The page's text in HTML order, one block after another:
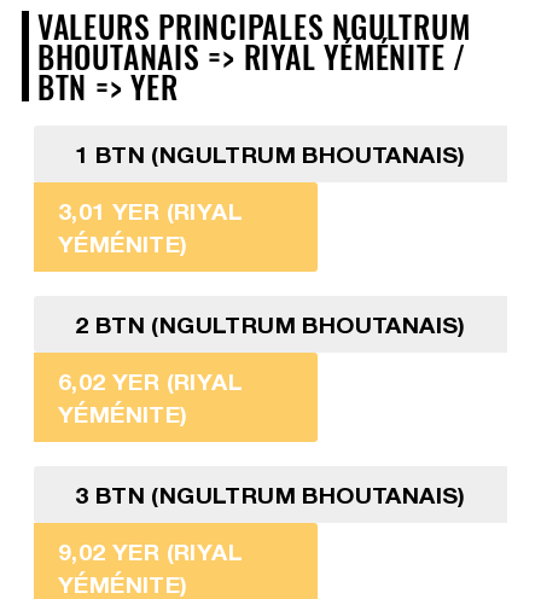
VALEURS PRINCIPALES NGULTRUM
BHOUTANAIS => RIYAL YÉMÉNITE /
BTN => YER
1 BTN (NGULTRUM BHOUTANAIS)
3,01 YER (RIYAL
YÉMÉNITE)
2 BTN (NGULTRUM BHOUTANAIS)
6,02 YER (RIYAL
YÉMÉNITE)
3 BTN (NGULTRUM BHOUTANAIS)
9,02 YER (RIYAL
YÉMÉNITE)